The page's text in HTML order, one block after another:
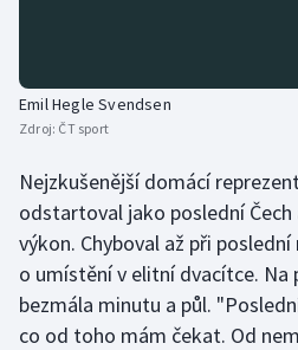
Rychlobruslení
Rychlostní kanoistika
Short track
Sportovní střelba
Emil Hegle Svendsen
Zdroj: ČT sport
Nejzkušenější domácí
odstartoval jako poslední
výkon. Chyboval až při
o umístění v elitní dvacítce.
bezmála minutu a půl.
co od toho mám čekat. Od